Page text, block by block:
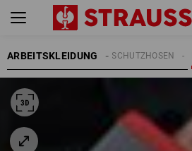
ARBEITSKLEIDUNGSCHNITTSCHUTZHOSEN